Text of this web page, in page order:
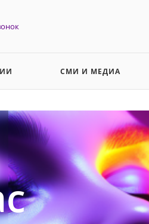
СМИ И МЕДИА